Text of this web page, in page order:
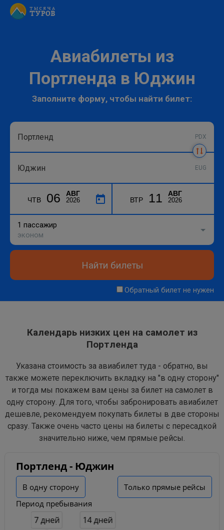
Авиабилеты из
Портленда в Юджин
Заполните форму, чтобы найти билет:
PDX
EUG
ЧТВ 06 АВГ
2026 ВТР 11 АВГ
2026
1 пассажир
эконом
Найти билеты
Обратный билет не нужен
Календарь низких цен на самолет из
Портленда
Указана стоимость за авиабилет туда - обратно, вы
также можете переключить вкладку на "в одну сторону"
и тогда мы покажем вам цены за билет на самолет в
одну сторону. Для того, чтобы забронировать авиабилет
дешевле, рекомендуем покупать билеты в две стороны
сразу. Также очень часто цены на билеты с пересадкой
значительно ниже, чем прямые рейсы.
Портленд - Юджин
В одну сторону
Только прямые рейсы
Период пребывания
7 дней 14 дней